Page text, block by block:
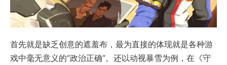
首先就是缺乏创意的遮羞布，最为直接的体现就是各种游
戏中毫无意义的“政治正确”。还以动视暴雪为例，在《守